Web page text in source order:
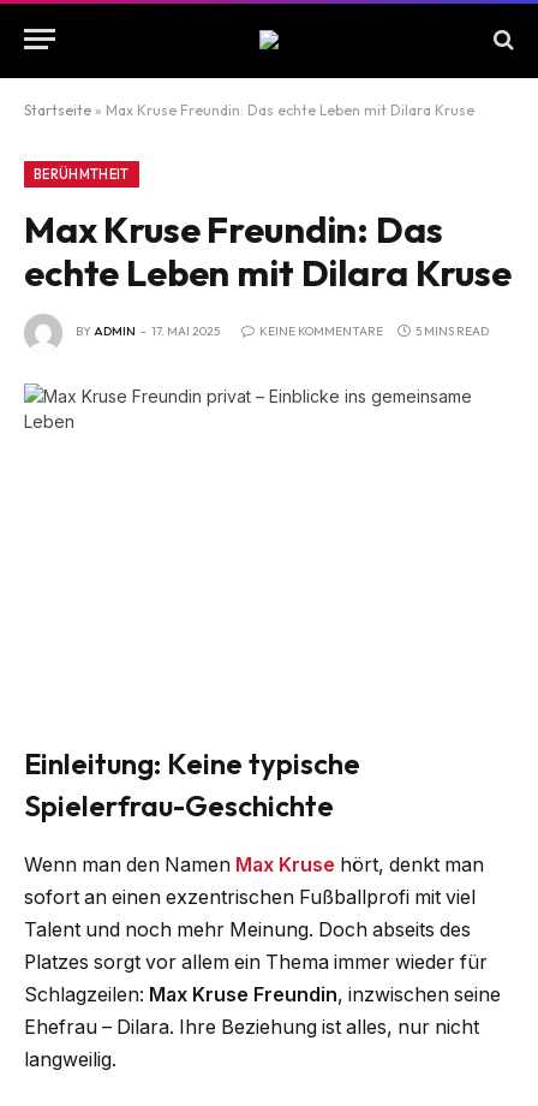
Startseite » Max Kruse Freundin: Das echte Leben mit Dilara Kruse
BERÜHMTHEIT
Max Kruse Freundin: Das
echte Leben mit Dilara Kruse
BYADMIN 17. MAI 2025 KEINE KOMMENTARE 5 MINS READ
Einleitung: Keine typische
Spielerfrau-Geschichte
Wenn man den Namen Max Kruse hört, denkt man
sofort an einen exzentrischen Fußballprofi mit viel
Talent und noch mehr Meinung. Doch abseits des
Platzes sorgt vor allem ein Thema immer wieder für
Schlagzeilen: Max Kruse Freundin, inzwischen seine
Ehefrau – Dilara. Ihre Beziehung ist alles, nur nicht
langweilig.